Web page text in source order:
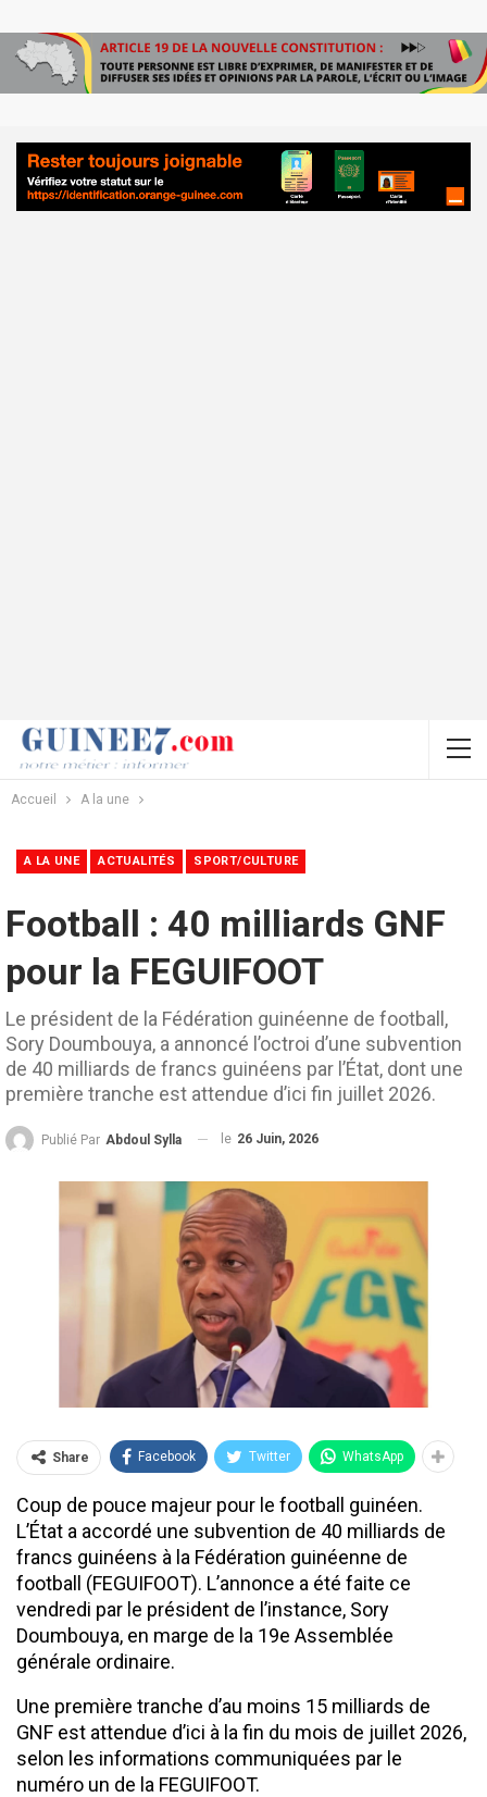
Accueil A la une
A LA UNE ACTUALITÉS SPORT/CULTURE
Football : 40 milliards GNF
pour la FEGUIFOOT
Le président de la Fédération guinéenne de football,
Sory Doumbouya, a annoncé l’octroi d’une subvention
de 40 milliards de francs guinéens par l’État, dont une
première tranche est attendue d’ici fin juillet 2026.
Publié Par Abdoul Sylla le 26 Juin, 2026
Share Facebook Twitter WhatsApp
Coup de pouce majeur pour le football guinéen.
L’État a accordé une subvention de 40 milliards de
francs guinéens à la Fédération guinéenne de
football (FEGUIFOOT). L’annonce a été faite ce
vendredi par le président de l’instance, Sory
Doumbouya, en marge de la 19e Assemblée
générale ordinaire.
Une première tranche d’au moins 15 milliards de
GNF est attendue d’ici à la fin du mois de juillet 2026,
selon les informations communiquées par le
numéro un de la FEGUIFOOT.